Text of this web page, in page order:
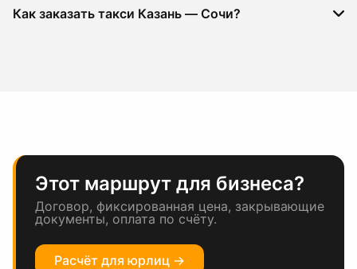
Как заказать такси Казань — Сочи?
Этот маршрут для бизнеса?
Договор, фиксированная цена, закрывающие
документы, оплата по счёту.
Расчёт для юрлиц →